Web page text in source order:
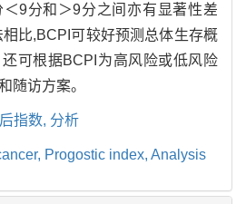
9分和＞9分之间亦有显著性差
比,BCPI可较好预测总体生存概
可根据BCPI为高风险或低风险
随访方案。
指数, 分析
Progostic index, Analysis